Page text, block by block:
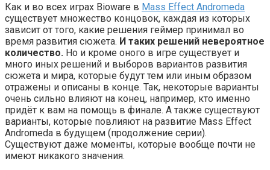
Как и во всех играх Bioware в Mass Effect Andromeda
существует множество концовок, каждая из которых
зависит от того, какие решения геймер принимал во
время развития сюжета. И таких решений невероятное
количество. Но и кроме оного в игре существует и
много иных решений и выборов вариантов развития
сюжета и мира, которые будут тем или иным образом
отражены и описаны в конце. Так, некоторые варианты
очень сильно влияют на конец, например, кто именно
придёт к вам на помощь в финале. А также существуют
варианты, которые повлияют на развитие Mass Effect
Andromeda в будущем (продолжение серии).
Существуют даже моменты, которые вообще почти не
имеют никакого значения.